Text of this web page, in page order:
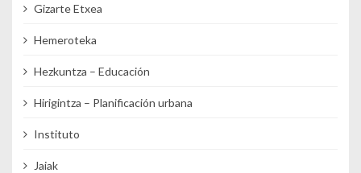
Gizarte Etxea
Hemeroteka
Hezkuntza – Educación
Hirigintza – Planificación urbana
Instituto
Jaiak